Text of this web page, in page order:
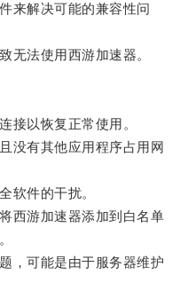
解决可能的兼容性问
法使用西游加速器。
以恢复正常使用。
有其他应用程序占用网
件的干扰。
游加速器添加到白名单
可能是由于服务器维护